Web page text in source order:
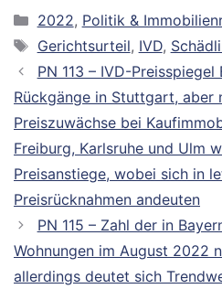
Kategorien
2022, Politik &
Schlagwörter
Gerichtsurteil, IVD,
PN 113 – IVD-
Rückgänge in Stuttgart, aber
Preiszuwächse bei
Freiburg, Karlsruhe und Ulm
Preisanstiege, wobei sich in
Preisrücknahmen andeuten
PN 115 – Zahl der in
Wohnungen im August 2022
allerdings deutet sich